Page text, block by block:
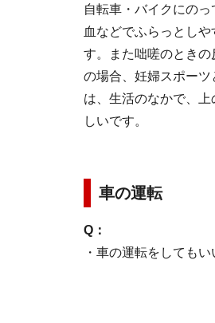
自転車・バイクにの
血などでふらっとし
す。また咄嗟のとき
の場合、妊婦スポー
は、生活のなかで、
しいです。
車の運転
Q：
・車の運転をしても